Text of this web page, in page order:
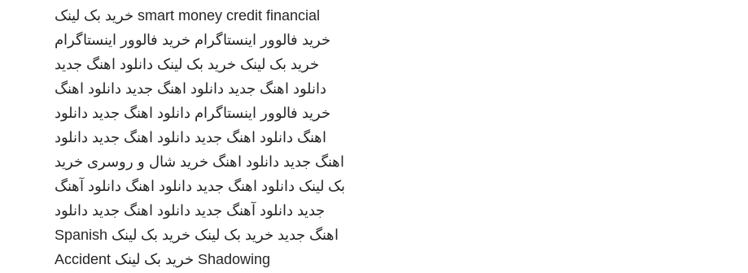
smart money credit financial خرید بک لینک
خرید فالوور اینستاگرام خرید فالوور اینستاگرام
خرید بک لینک خرید بک لینک دانلود اهنگ جدید
دانلود اهنگ جدید دانلود اهنگ جدید دانلود اهنگ
خرید فالوور اینستاگرام دانلود اهنگ جدید دانلود
اهنگ دانلود اهنگ جدید دانلود اهنگ جدید دانلود
اهنگ جدید دانلود اهنگ خرید شال و روسری خرید
بک لینک دانلود اهنگ جدید دانلود اهنگ دانلود آهنگ
جدید دانلود آهنگ جدید دانلود اهنگ جدید دانلود
اهنگ جدید خرید بک لینک خرید بک لینک Spanish
Shadowing خرید بک لینک Accident